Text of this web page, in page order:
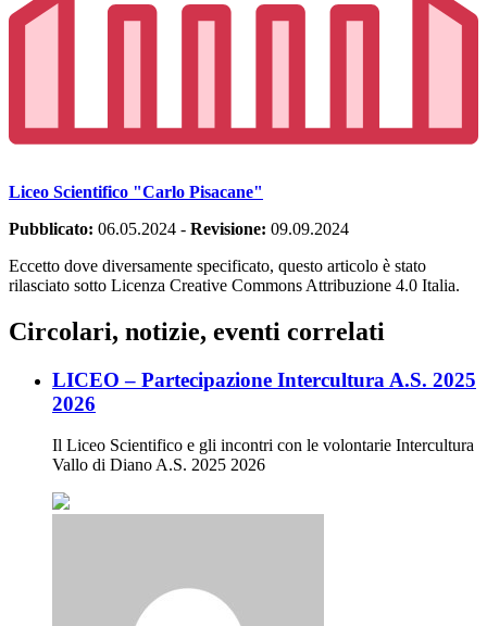
Liceo Scientifico "Carlo Pisacane"
Pubblicato: 06.05.2024 - Revisione: 09.09.2024
Eccetto dove diversamente specificato, questo articolo è stato
rilasciato sotto Licenza Creative Commons Attribuzione 4.0 Italia.
Circolari, notizie, eventi correlati
LICEO – Partecipazione Intercultura A.S. 2025
2026
Il Liceo Scientifico e gli incontri con le volontarie Intercultura
Vallo di Diano A.S. 2025 2026